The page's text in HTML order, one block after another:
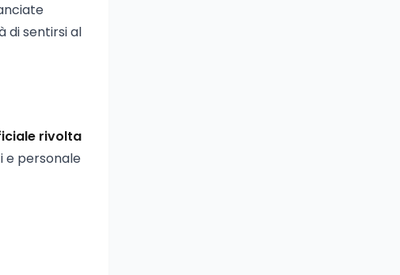
di sentirsi al
rivolta
e personale